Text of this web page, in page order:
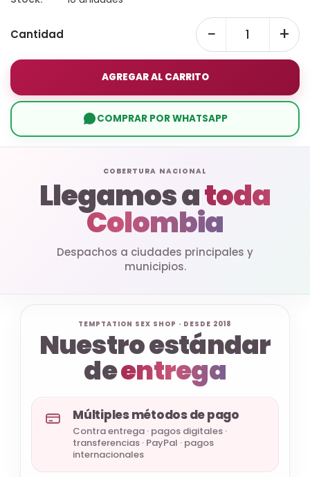
Cantidad − +
AGREGAR AL CARRITO
COMPRAR POR WHATSAPP
COBERTURA NACIONAL
Llegamos atoda
Colombia
Despachos a ciudades principales y
municipios.
TEMPTATION SEX SHOP · DESDE 2018
Nuestro estándar
deentrega
Múltiples métodos de pago
Contra entrega · pagos digitales ·
transferencias · PayPal · pagos
internacionales